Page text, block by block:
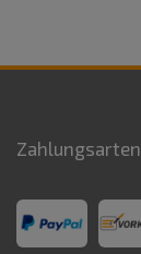
Zahlungsarten